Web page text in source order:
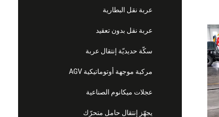
عربة نقل البطارية
عربة نقل بدون تعقيد
سكّة حديديّة إنتقال عربة
مركبة موجهة أوتوماتيكية AGV
عجلات ميكانوم الصناعية
يجهّز إنتقال حامل متحرّك